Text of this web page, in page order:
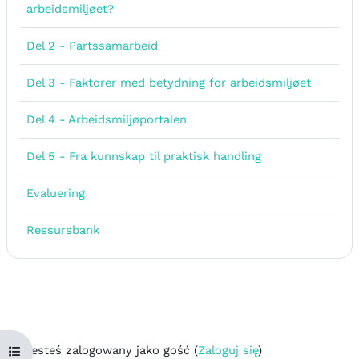
Otwórz indeks kursu
arbeidsmiljøet?Strona
Del 2 - Partssamarbeid
Del 3 - Faktorer med betydning for arbeidsmiljøetStrona
Del 4 - Arbeidsmiljøportalen
Del 5 - Fra kunnskap til praktisk handlingStrona
EvalueringStrona
RessursbankStrona
Jesteś zalogowany jako gość (Zaloguj się)